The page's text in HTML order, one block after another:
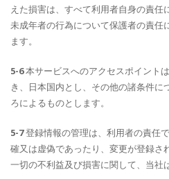
えた損害は、すべて利用者自身の責任
未成年者の行為について保護者の責任
ます。
5-6本サービスへのアクセスポイント
き、日本国内とし、その他の諸条件に
ろによるものとします。
5-7登録情報の管理は、利用者の責任
確又は虚偽であったり、変更が登録さ
一切の不利益及び損害に関して、当社